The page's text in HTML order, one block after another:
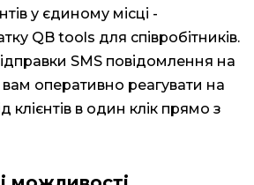
у єдиному місці -
QB tools для співробітників.
SMS повідомлення на
вам оперативно реагувати на
клієнтів в один клік прямо з